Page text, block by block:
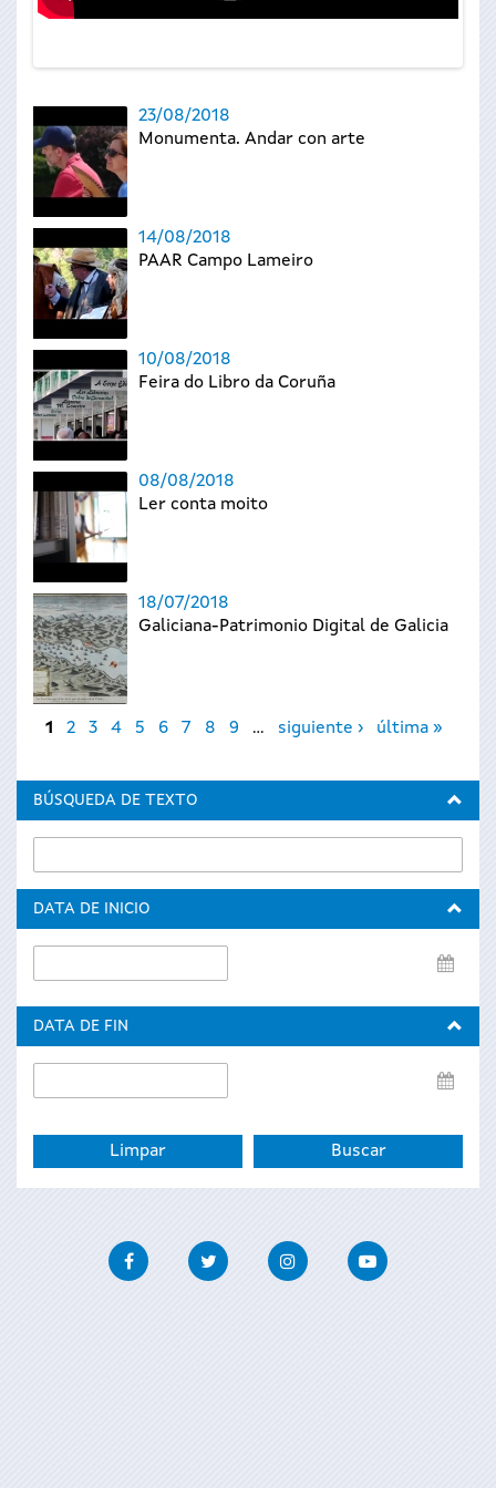
23/08/2018
Monumenta. Andar con arte
14/08/2018
PAAR Campo Lameiro
10/08/2018
Feira do Libro da Coruña
08/08/2018
Ler conta moito
18/07/2018
Galiciana-Patrimonio Digital de Galicia
Páginas
1 2 3 4 5 6 7 8 9 … siguiente › última »
BÚSQUEDA DE TEXTO
DATA DE INICIO
de
DATA DE FIN
de
FacebookTwitter InstagramYoutube